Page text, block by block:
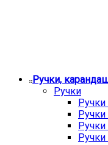
Ручки,
Ручки